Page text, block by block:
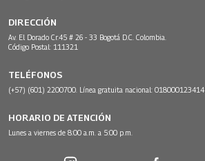
DIRECCIÓN
Av. El Dorado Cr.45 # 26 - 33 Bogotá D.C. Colombia.
Código Postal: 111321
TELÉFONOS
(+57) (601) 2200700. Línea gratuita nacional: 018000123414
HORARIO DE ATENCIÓN
Lunes a viernes de 8:00 a.m. a 5:00 p.m.